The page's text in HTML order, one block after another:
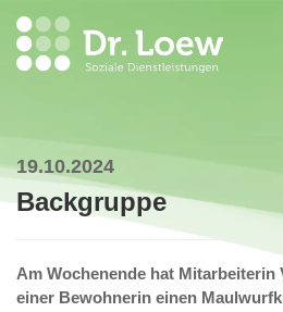
19.10.2024
Backgruppe
Am Wochenende hat Mitarbeiterin
einer Bewohnerin einen